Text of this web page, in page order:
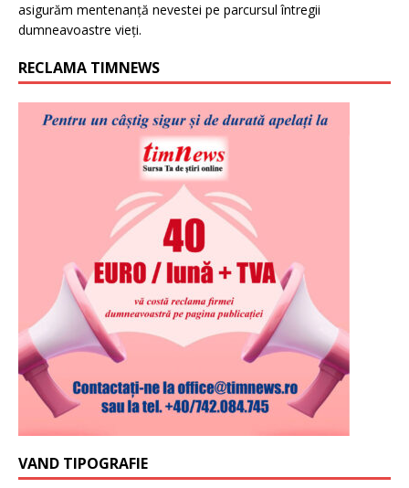
asigurăm mentenanță nevestei pe parcursul întregii
dumneavoastre vieți.
RECLAMA TIMNEWS
VAND TIPOGRAFIE